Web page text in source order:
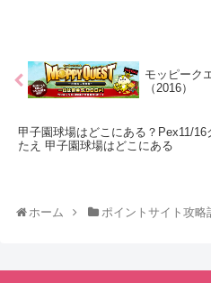
モッピーク
（2016）
甲子園球場はどこにある？Pex11/16
たえ 甲子園球場はどこにある
ホーム ポイントサイト攻略